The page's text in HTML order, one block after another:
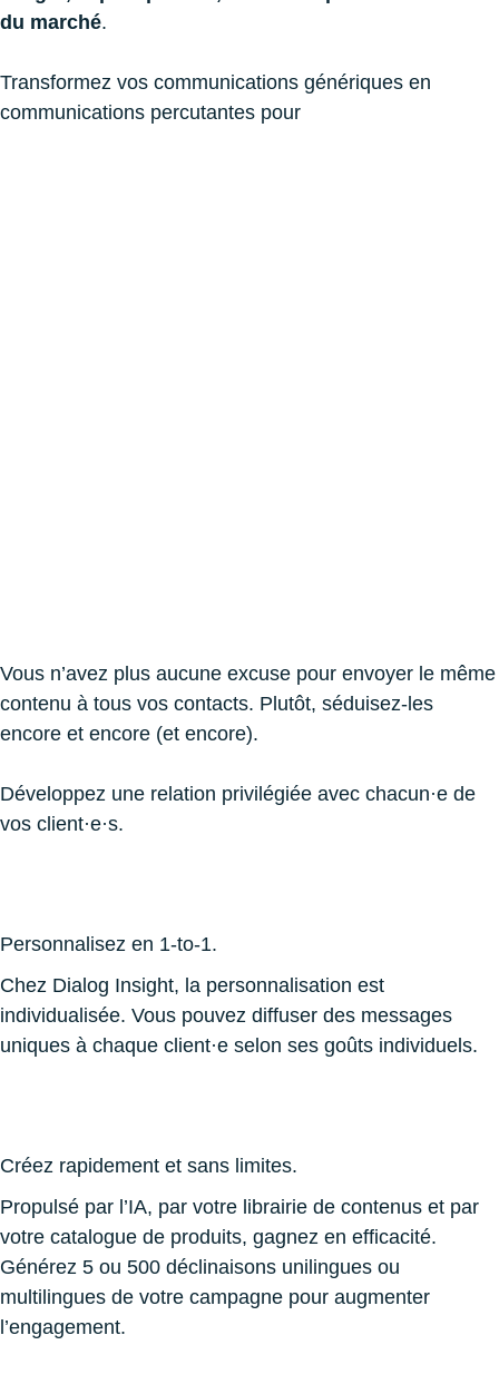
du marché.
Transformez vos communications génériques en
communications percutantes pour
Vous n’avez plus aucune excuse pour envoyer le même
contenu à tous vos contacts. Plutôt, séduisez-les
encore et encore (et encore).
Développez une relation privilégiée avec chacun·e de
vos client·e·s.
Personnalisez en 1-to-1.
Chez Dialog Insight, la personnalisation est
individualisée. Vous pouvez diffuser des messages
uniques à chaque client·e selon ses goûts individuels.
Créez rapidement et sans limites.
Propulsé par l’IA, par votre librairie de contenus et par
votre catalogue de produits, gagnez en efficacité.
Générez 5 ou 500 déclinaisons unilingues ou
multilingues de votre campagne pour augmenter
l’engagement.